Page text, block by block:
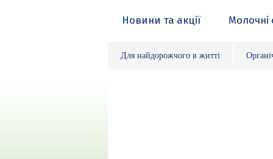
Новини та акції Молочні
Для найдорожчого в житті